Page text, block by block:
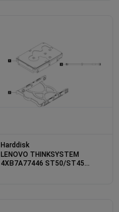
Harddisk
LENOVO THINKSYSTEM
4XB7A77446 ST50/ST45